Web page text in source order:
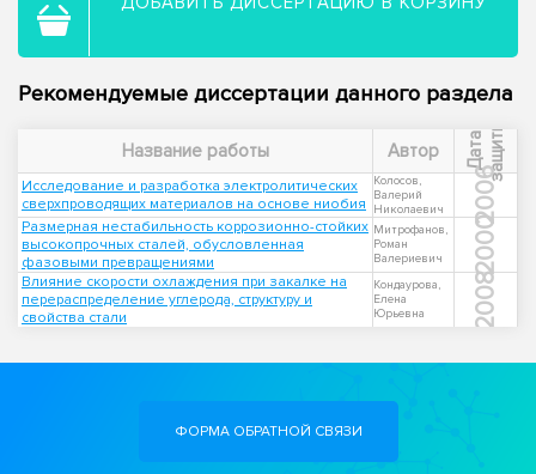
Рекомендуемые диссертации данного раздела
Название работы Автор Д
а
т
а
з
а
щ
и
ты
Исследование и разработка электролитических
сверхпроводящих материалов на основе ниобия
Колосов,
Валерий
Николаевич
2006
Размерная нестабильность коррозионно-стойких
высокопрочных сталей, обусловленная
фазовыми превращениями
Митрофанов,
Роман
Валериевич
2000
Влияние скорости охлаждения при закалке на
перераспределение углерода, структуру и
свойства стали
Кондаурова,
Елена
Юрьевна
2008
ФОРМА ОБРАТНОЙ СВЯЗИ